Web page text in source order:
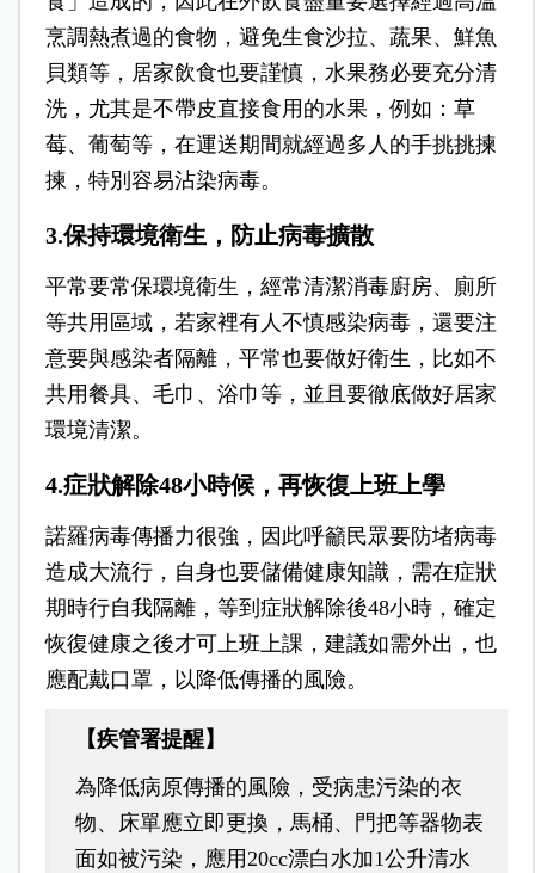
烹調熱煮過的食物，避免生食沙拉、蔬果、鮮魚
貝類等，居家飲食也要謹慎，水果務必要充分清
洗，尤其是不帶皮直接食用的水果，例如：草
莓、葡萄等，在運送期間就經過多人的手挑挑揀
揀，特別容易沾染病毒。
3.保持環境衛生，防止病毒擴散
平常要常保環境衛生，經常清潔消毒廚房、廁所
等共用區域，若家裡有人不慎感染病毒，還要注
意要與感染者隔離，平常也要做好衛生，比如不
共用餐具、毛巾、浴巾等，並且要徹底做好居家
環境清潔。
4.症狀解除48小時候，再恢復上班上學
諾羅病毒傳播力很強，因此呼籲民眾要防堵病毒
造成大流行，自身也要儲備健康知識，需在症狀
期時行自我隔離，等到症狀解除後48小時，確定
恢復健康之後才可上班上課，建議如需外出，也
應配戴口罩，以降低傳播的風險。
【疾管署提醒】
為降低病原傳播的風險，受病患污染的衣
物、床單應立即更換，馬桶、門把等器物表
面如被污染，應用20cc漂白水加1公升清水